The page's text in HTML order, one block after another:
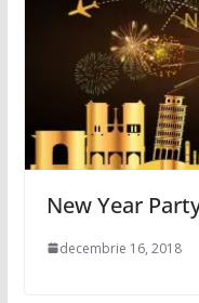
New Year
decembrie 16, 2018